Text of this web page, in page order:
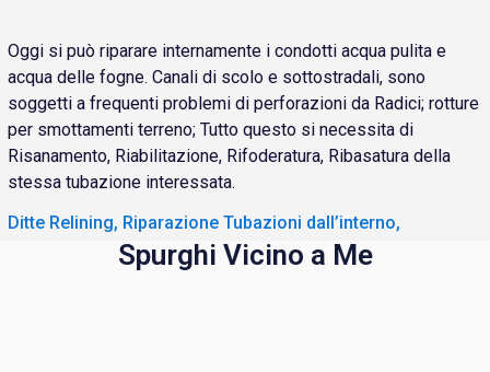
Oggi si può riparare internamente i condotti acqua pulita e
acqua delle fogne. Canali di scolo e sottostradali, sono
soggetti a frequenti problemi di perforazioni da Radici; rotture
per smottamenti terreno; Tutto questo si necessita di
Risanamento, Riabilitazione, Rifoderatura, Ribasatura della
stessa tubazione interessata.
Ditte Relining, Riparazione Tubazioni dall’interno,
Spurghi Vicino a Me